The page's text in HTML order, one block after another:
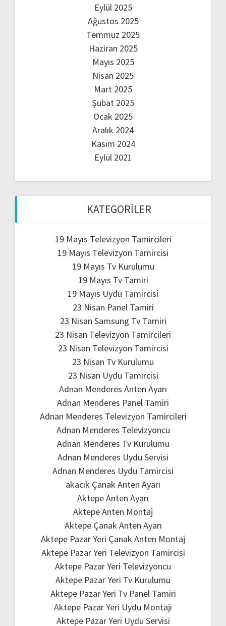
Eylül 2025
Ağustos 2025
Temmuz 2025
Haziran 2025
Mayıs 2025
Nisan 2025
Mart 2025
Şubat 2025
Ocak 2025
Aralık 2024
Kasım 2024
Eylül 2021
KATEGORILER
19 Mayıs Televizyon Tamircileri
19 Mayıs Televizyon Tamircisi
19 Mayıs Tv Kurulumu
19 Mayıs Tv Tamiri
19 Mayıs Uydu Tamircisi
23 Nisan Panel Tamiri
23 Nisan Samsung Tv Tamiri
23 Nisan Televizyon Tamircileri
23 Nisan Televizyon Tamircisi
23 Nisan Tv Kurulumu
23 Nisan Uydu Tamircisi
Adnan Menderes Anten Ayarı
Adnan Menderes Panel Tamiri
Adnan Menderes Televizyon Tamircileri
Adnan Menderes Televizyoncu
Adnan Menderes Tv Kurulumu
Adnan Menderes Uydu Servisi
Adnan Menderes Uydu Tamircisi
akacık Çanak Anten Ayarı
Aktepe Anten Ayarı
Aktepe Anten Montaj
Aktepe Çanak Anten Ayarı
Aktepe Pazar Yeri Çanak Anten Montaj
Aktepe Pazar Yeri Televizyon Tamircisi
Aktepe Pazar Yeri Televizyoncu
Aktepe Pazar Yeri Tv Kurulumu
Aktepe Pazar Yeri Tv Panel Tamiri
Aktepe Pazar Yeri Uydu Montajı
Aktepe Pazar Yeri Uydu Servisi